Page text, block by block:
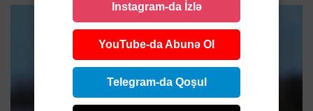
Instagram-da İzlə
YouTube-da Abunə Ol
Telegram-da Qoşul